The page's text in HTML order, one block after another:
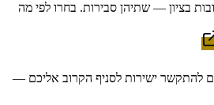
בציון — שתיהן סבירות. בחרו לפי מה
להתקשר ישירות לסניף הקרוב אליכם —